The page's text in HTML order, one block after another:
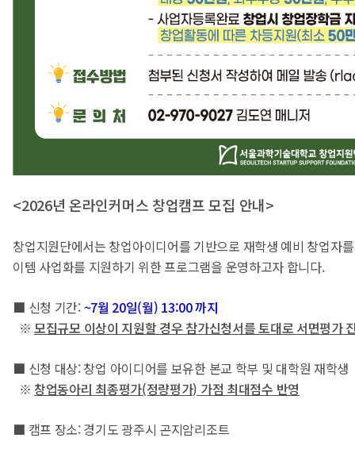
<2026년 온라인커머스 창업캠프 모집 안내>
창업지원단에서는 창업아이디어를 기반으로 재학생 예비 창업자
이템 사업화를 지원하기 위한 프로그램을 운영하고자 합니다.
■ 신청 기간:~7월 20일(월) 13:00 까지
※ 모집규모 이상이 지원할 경우 참가신청서를 토대로 서면평가
■ 신청 대상: 창업 아이디어를 보유한 본교 학부 및 대학원 재학생
※ 창업동아리 최종평가(정량평가) 가점 최대점수 반영
■ 캠프 장소: 경기도 광주시 곤지암리조트